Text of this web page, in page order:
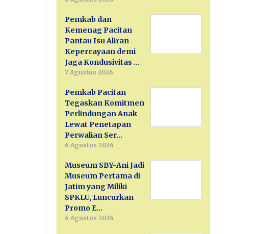
Pemkab dan
Kemenag Pacitan
Pantau Isu Aliran
Kepercayaan demi
Jaga Kondusivitas …
7 Agustus 2026
Pemkab Pacitan
Tegaskan Komitmen
Perlindungan Anak
Lewat Penetapan
Perwalian Ser…
6 Agustus 2026
Museum SBY-Ani Jadi
Museum Pertama di
Jatim yang Miliki
SPKLU, Luncurkan
Promo E…
6 Agustus 2026